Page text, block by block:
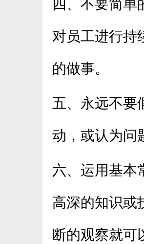
四、不要简单
对员工进行持
的做事。
五、永远不要
动，或认为问
六、运用基本
高深的知识或
断的观察就可